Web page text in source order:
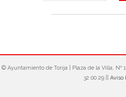
© Ayuntamiento de Torija‎ | Plaza de la Villa, Nº
32 00 29 || Aviso